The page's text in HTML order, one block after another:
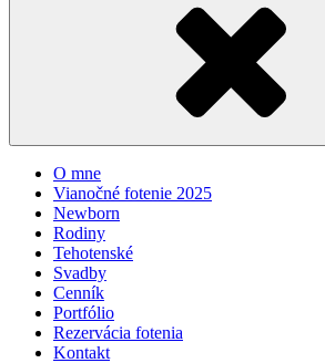
O mne
Vianočné fotenie 2025
Newborn
Rodiny
Tehotenské
Svadby
Cenník
Portfólio
Rezervácia fotenia
Kontakt